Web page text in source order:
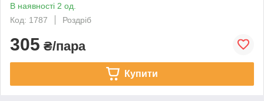
В наявності 2 од.
Код: 1787
Роздріб
305 ₴/пара
Купити